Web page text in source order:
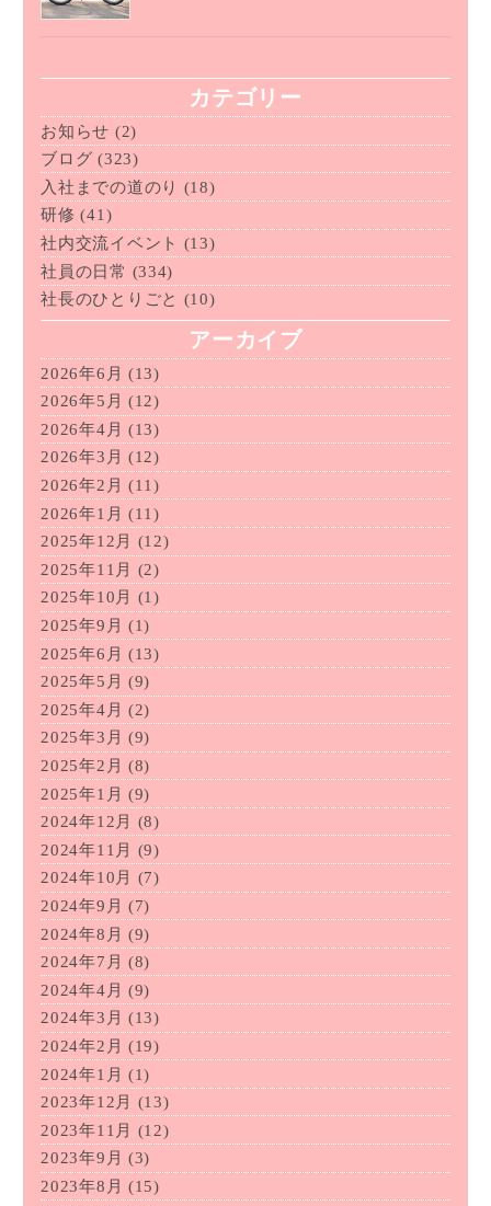
カテゴリー
お知らせ (2)
ブログ (323)
入社までの道のり (18)
研修 (41)
社内交流イベント (13)
社員の日常 (334)
社長のひとりごと (10)
アーカイブ
2026年6月 (13)
2026年5月 (12)
2026年4月 (13)
2026年3月 (12)
2026年2月 (11)
2026年1月 (11)
2025年12月
(12)
2025年11月
(2)
2025年10月
(1)
2025年9月 (1)
2025年6月 (13)
2025年5月 (9)
2025年4月 (2)
2025年3月 (9)
2025年2月 (8)
2025年1月 (9)
2024年12月
(8)
2024年11月
(9)
2024年10月
(7)
2024年9月 (7)
2024年8月 (9)
2024年7月 (8)
2024年4月 (9)
2024年3月 (13)
2024年2月 (19)
2024年1月 (1)
2023年12月
(13)
2023年11月
(12)
2023年9月 (3)
2023年8月 (15)